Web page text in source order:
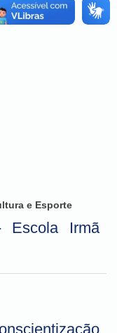
e Esporte
Escola Irmã